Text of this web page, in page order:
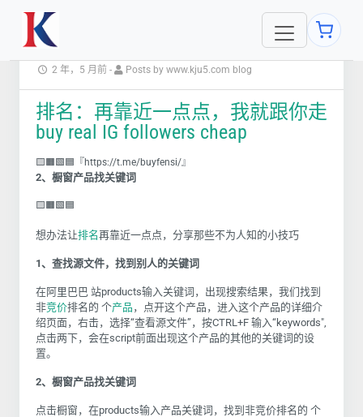
2 年，5 月前 - Posts by www.kju5.com blog
排名：再靠近一点点，我就跟你走
buy real IG followers cheap
🟨🟧🟩🟦『https://t.me/buyfensi/』
2、橱窗产品找关键词
🟨🟧🟩🟦
想办法让排名再靠近一点点，分享那些不为人知的小技巧
1、查找源文件，找到别人的关键词
在阿里巴巴 站products输入关键词，出现搜索结果，我们找到
非竞价排名的 个产品 ，点开这个产品，进入这个产品的详细介
绍页面，右击，选择“查看源文件”，按CTRL+F 输入“keywords",
点击两下，会在script前面出现这个产品的其他的关键词的设
置。
2、橱窗产品找关键词
点击橱窗，在products输入产品关键词，找到非竞价排名的 个